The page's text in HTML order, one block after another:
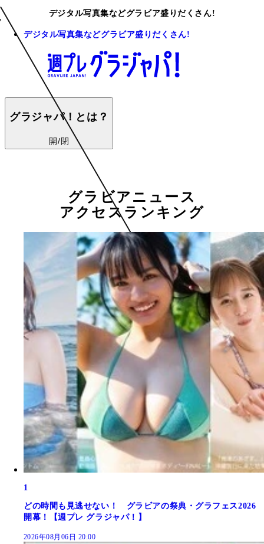
デジタル写真集などグラビア盛りだくさん!
デジタル写真集などグラビア盛りだくさん!
グラジャパ！とは？
開/閉
グラビアニュース
アクセスランキング
1
どの時間も見逃せない！ グラビアの祭典・グラフェス2026
開幕！【週プレ グラジャパ！】
2026年08月06日 20:00